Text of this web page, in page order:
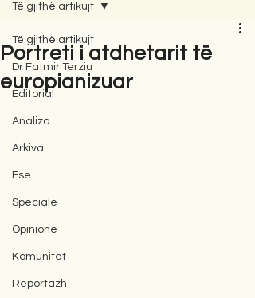
Të gjithë artikujt
Dr Fatmir Terziu
Editorial
Analiza
Arkiva
Ese
Speciale
Opinione
Komunitet
Reportazh
Të gjithë artikujt
Portreti i atdhetarit të
europianizuar